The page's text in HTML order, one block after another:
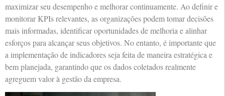
maximizar seu desempenho e melhorar continuamente. Ao definir e
monitorar KPIs relevantes, as organizações podem tomar decisões
mais informadas, identificar oportunidades de melhoria e alinhar
esforços para alcançar seus objetivos. No entanto, é importante que
a implementação de indicadores seja feita de maneira estratégica e
bem planejada, garantindo que os dados coletados realmente
agreguem valor à gestão da empresa.